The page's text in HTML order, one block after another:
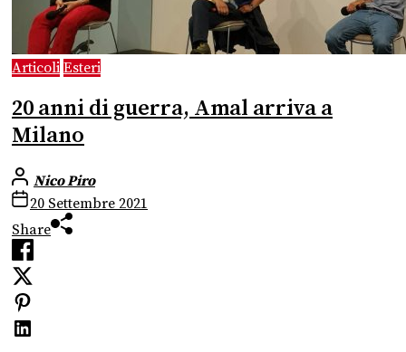
Articoli Esteri
20 anni di guerra, Amal arriva a
Milano
Nico Piro
20 Settembre 2021
Share